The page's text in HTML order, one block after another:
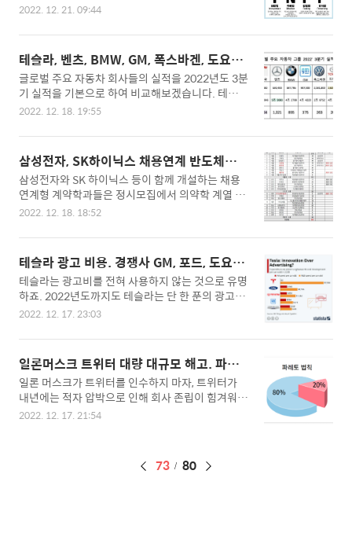
하로 최저 생계비에 못 미치는 사람을 말합니다. 따
교육, 기타 현물 지원 등을 받는 제도이며, 생활비 지
원은 아래와 같이 나뉩니다. 생계급여 - 중위소득 3
0% 이하 의료급여 - 중위소득 40% 이하 교육급여
- 중위소득 50..
무료검사에 대해서도 알아보겠습니다. 각 성격 타입
서부터 시작하여 성인들까지 그리고 연예인들에게
까지도 주로 사용되고 있습니다. ▣ MBTI란 마이어
스 브릭스 유형 지표(The Myers-Briggs-Type In
dicato)의 약자로, MBTI는 작가 캐서린 쿡 브릭스
와 그녀의 딸인 이자벨 브릭스 마이어스가 심리학
분석을 통해, 1944년 개발한 자기 보고형 성격 유형
각각의 성향을 이해할 수 있도록 만들었으며, 아래
와 같이 각 유형별로의 특징을 알아봅시다. I(내향) -
깊이있는 대인관계 유지, 조용..
2022. 12. 21. 09:44
테슬라, 벤츠, BMW, GM, 폭스바겐, 도요타,
현대차 영업이익, 순이익 비교
글로벌 주요 자동차 회사들의 실적을 2022년도 3분
기 실적을 기본으로 하여 비교해보겠습니다. 테슬
라, 벤츠, BMW, GM, 폭스바겐, 도요타, 현대차 등 글
이익, 대당 영업이익 등을 비교하여 분석해보겠습니
다. ▣ 주요 자동차 회사들 실적 비교(2022.3분기)
주요 자동차 회사들의 판매 대수를 비교해보시면,
판매대수로는 도요타가 약 260만대로 가장 높으며,
테슬라는 약 34만대로 가장 적은 것을 볼 수 있습니
다. 하지만, 도요타가 테슬라보다 약 8배 정도 많이
요. 테슬라가 순이익 4조 4046억 원으로 도요타의
순이익 4조 2030억 원을 드디어 추월하는 결과를
얻어냈습니다. 미국의 심장이라고 불리는 G..
2022. 12. 18. 19:55
삼성전자, SK하이닉스 채용연계 반도체학과
및 신설대학 전문대학 등
삼성전자와 SK 하이닉스 등이 함께 개설하는 채용
연계형 계약학과들은 정시모집에서 의약학 계열 다
음으로 높은 커트라인 점수를 기록하리라는 것이 업
양성하겠다고 지원하고 있는 것과 같은 길을 나선
것으로 나타나고 있습니다. ▣ 반도체 인재 이번 정
부는 반도체 관련학과 증설을 통해 10년간 반도체
인재 15만명을 키우겠다고 발표하고, 첨단 분야 겸
임 및 초빙교원 자격요건을 완화하고 석사, 학사 등
반도체 관련학과 정원을 최대 5700명으로 늘릴 방
간'이라며, 대한민국 반도체는 한국 총수출액의 약
20%를 차지하고 있으며, 2021년까지 9년 동안 수
출액 1위를 유지하고 있는 국가 제1의 산업입니다.
반도체는 향후..
2022. 12. 18. 18:52
테슬라 광고 비용. 경쟁사 GM, 포드, 도요타,
벤츠, BMW 광고비용 및 영업이익 비교
테슬라는 광고비를 전혀 사용하지 않는 것으로 유명
하죠. 2022년도까지도 테슬라는 단 한 푼의 광고비
용을 사용하지 않고 있으며, 전기차 경쟁사인 GM,
만들어내며, 이는 테슬라와 다른 경쟁업체들의 대당
영업이익의 차이도 한 번 비교해보겠습니다. 그럼,
이번 시간에는 테슬라 광고 비용과 경쟁사 GM, 포
드, 도요타, 벤츠, BMW 등 광고비용 및 영업이익에
대해 비교해보겠습니다. ▣ 주요 자동차 기업들의
대당 마케팅 광고 비용과 R&D(연구개발비용) 테슬
있습니다. 테슬라 차량 가격을 보수적으로 잡아도
$50,000 (6,500만 원)인데도 불구하..
2022. 12. 17. 23:03
일론머스크 트위터 대량 대규모 해고. 파레
토의 법칙 수행중
일론 머스크가 트위터를 인수하지 마자, 트위터가
내년에는 적자 압박으로 인해 회사 존립이 힘겨워질
수 있다고 하면서 트위터 직원의 75%를 해고하였
기서 우리는 파레토의 법칙을 실현하고 있는 일론
머스크를 볼 수 있습니다. ▣ 파레토의 법칙 파레토
2022. 12. 17. 21:54
페
73 80